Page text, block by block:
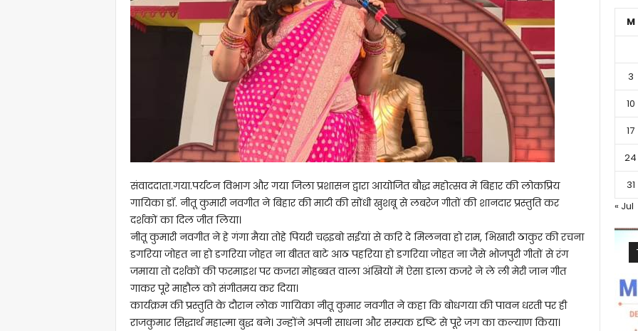
संवाददाता.गया.पर्यटन विभाग और गया जिला प्रशासन द्वारा आयोजित बौद्ध महोत्सव में बिहार की लोकप्रिय
गायिका डॉ. नीतू कुमारी नवगीत ने बिहार की माटी की सोंधी खुशबू से लबरेज गीतों की शानदार प्रस्तुति कर
दर्शकों का दिल जीत लिया।
नीतू कुमारी नवगीत ने हे गंगा मैया तोहे पियरी चढ़इबो सईयां से करि दे मिलनवा हो राम, भिखारी ठाकुर की रचना
डगरिया जोहत ना हो डगरिया जोहत ना बीतत बाटे आठ पहरिया हो डगरिया जोहत ना जैसे भोजपुरी गीतों से रंग
जमाया तो दर्शकों की फरमाइश पर कजरा मोहब्बत वाला अंखियों में ऐसा डाला कजरे ने ले ली मेरी जान गीत
गाकर पूरे माहौल को संगीतमय कर दिया।
कार्यक्रम की प्रस्तुति के दौरान लोक गायिका नीतू कुमार नवगीत ने कहा कि बोधगया की पावन धरती पर ही
राजकुमार सिद्धार्थ महात्मा बुद्ध बने। उन्होंने अपनी साधना और सम्यक दृष्टि से पूरे जग का कल्याण किया।
M
3
10
17
24
31
« Jul